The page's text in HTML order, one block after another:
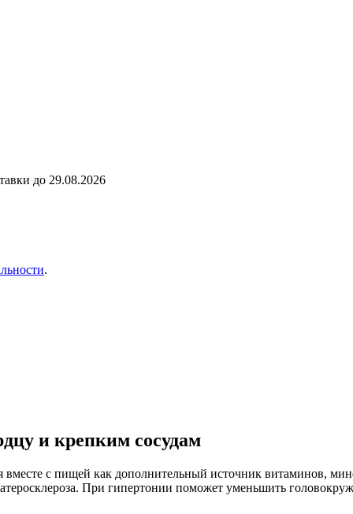
до 29.08.2026
.
и крепким сосудам
вместе с пищей как дополнительный источник витаминов,
При гипертонии поможет уменьшить